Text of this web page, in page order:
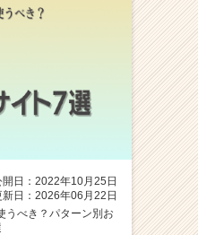
開日：2022年10月25日
新日：2026年06月22日
うべき？パターン別お